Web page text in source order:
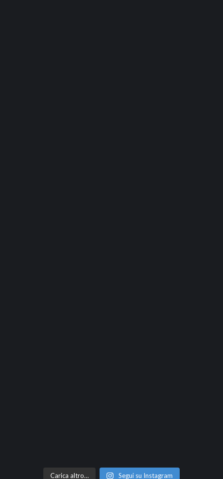
Carica altro… Segui su Instagram